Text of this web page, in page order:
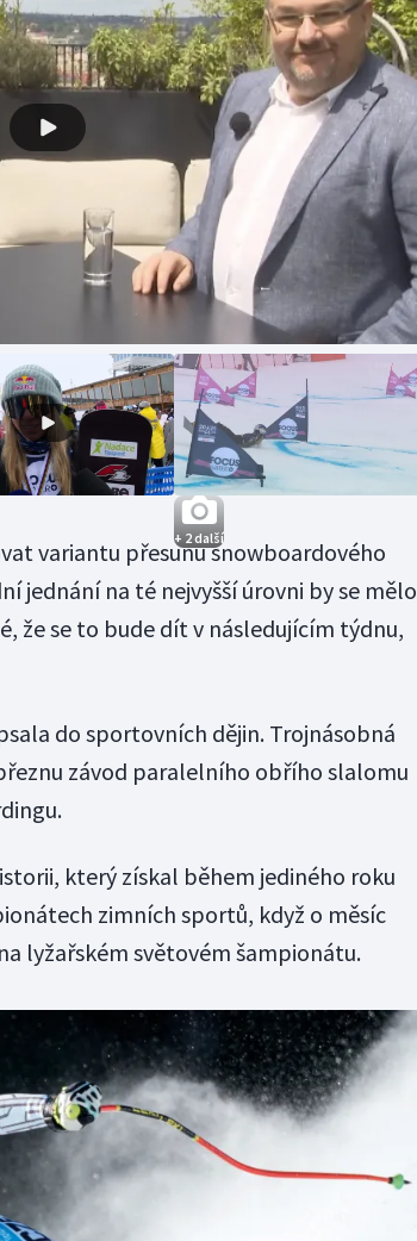
+ 2 další
variantu přesunu snowboardového
jednání na té nejvyšší úrovni by se mělo
že se to bude dít v následujícím týdnu,
do sportovních dějin. Trojnásobná
závod paralelního obřího slalomu
který získal během jediného roku
zimních sportů, když o měsíc
lyžařském světovém šampionátu.